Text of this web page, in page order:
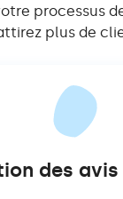
processus
plus de
des